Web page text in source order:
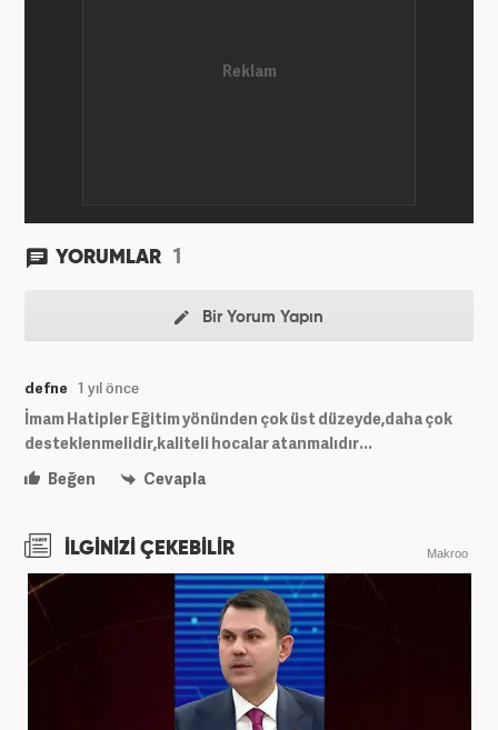
YORUMLAR 1
Bir Yorum Yapın
defne 1 yıl önce
İmam Hatipler Eğitim yönünden çok üst düzeyde,daha çok
desteklenmelidir,kaliteli hocalar atanmalıdır...
Beğen
Cevapla
İLGİNİZİ ÇEKEBİLİR Makroo